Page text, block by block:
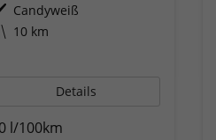
Außenfarbe Candyweiß
Kilometerstand 10 km
Details
l/100km